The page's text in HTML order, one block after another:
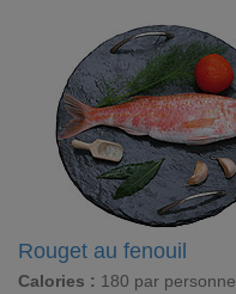
Rouget au fenouil
Calories : 180 par personne